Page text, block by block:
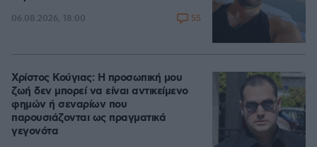
06.08.2026, 18:00 55
Χρίστος Κούγιας: Η προσωπική μου
ζωή δεν μπορεί να είναι αντικείμενο
φημών ή σεναρίων που
παρουσιάζονται ως πραγματικά
γεγονότα